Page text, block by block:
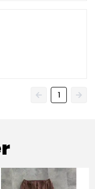
1